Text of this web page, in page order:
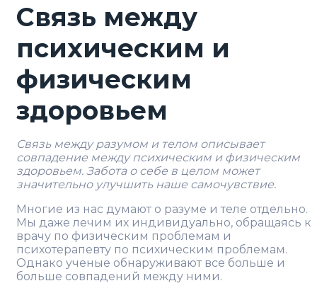
Связь между
психическим и
физическим
здоровьем
Связь между разумом и телом описывает
совпадение между психическим и физическим
здоровьем. Забота о себе в целом может
значительно улучшить наше самочувствие.
Многие из нас думают о разуме и теле отдельно.
Мы даже лечим их индивидуально, обращаясь к
врачу по физическим проблемам и
психотерапевту по психическим проблемам.
Однако ученые обнаруживают все больше и
больше совпадений между ними.